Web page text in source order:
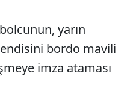
yarın
bordo mavili
imza ataması